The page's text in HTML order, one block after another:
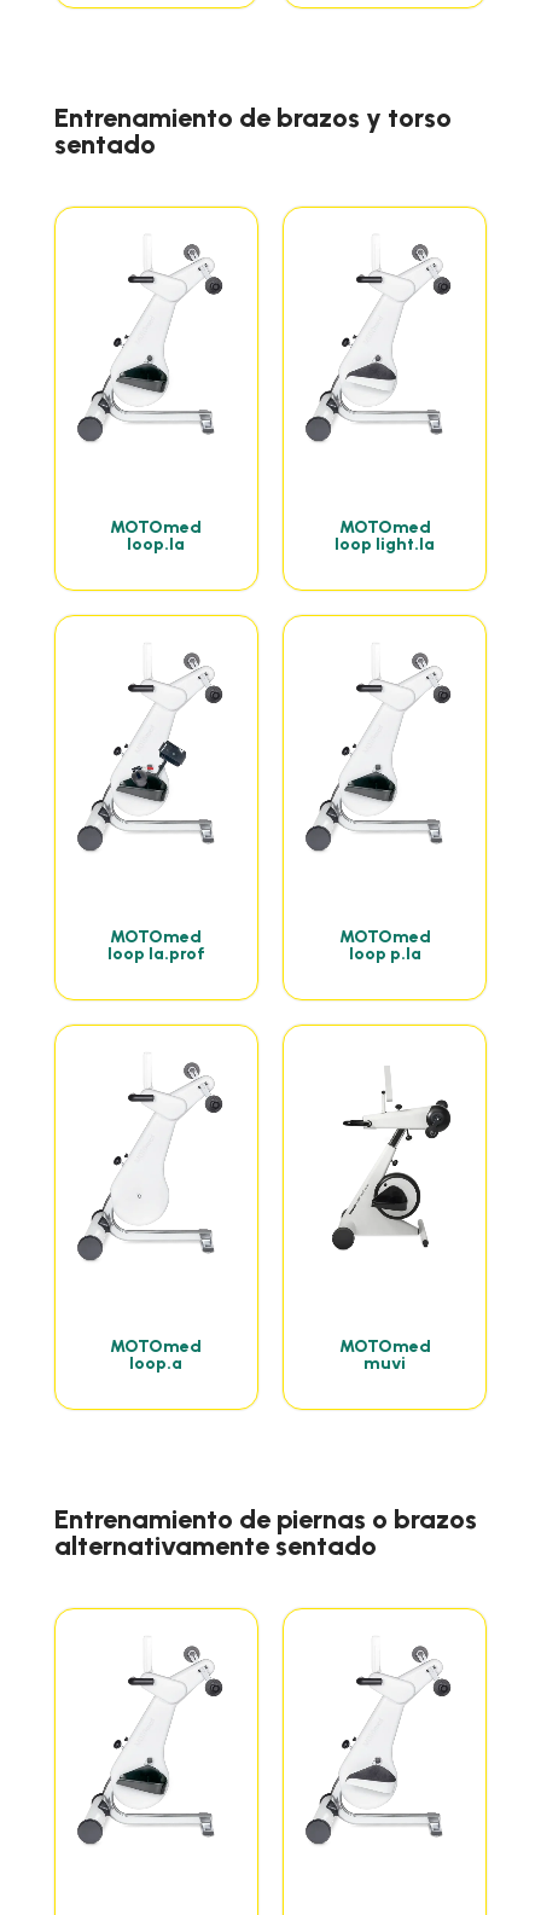
Entrenamiento de brazos y torso
sentado
MOTOmed
loop.la
MOTOmed
loop light.la
MOTOmed
loop la.prof
MOTOmed
loop p.la
MOTOmed
loop.a
MOTOmed
muvi
Entrenamiento de piernas o brazos
alternativamente sentado